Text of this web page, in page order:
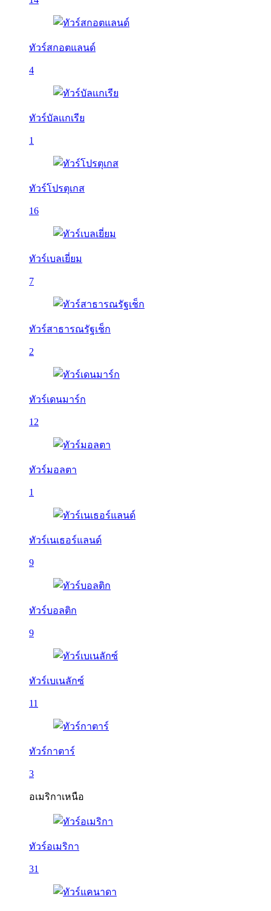
ทัวร์สกอตแลนด์
4
ทัวร์บัลเเกเรีย
1
ทัวร์โปรตุเกส
16
ทัวร์เบลเยี่ยม
7
ทัวร์สาธารณรัฐเช็ก
2
ทัวร์เดนมาร์ก
12
ทัวร์มอลตา
1
ทัวร์เนเธอร์แลนด์
9
ทัวร์บอลติก
9
ทัวร์เบเนลักซ์
11
ทัวร์กาตาร์
3
อเมริกาเหนือ
ทัวร์อเมริกา
31